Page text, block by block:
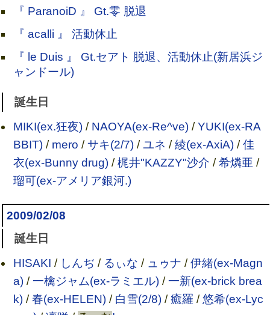
『 ParanoiD 』 Gt.零 脱退
『 acalli 』 活動休止
『 le Duis 』 Gt.セアト 脱退、活動休止(新居浜ジ
ャンドール)
誕生日
MIKI(ex.狂夜)/ NAOYA(ex-Re^ve)/YUKI(ex-RA
BBIT)/ mero /サキ(2/7)/ユネ /綾(ex-AxiA)/佳
衣(ex-Bunny drug)/梶井"KAZZY"沙介 /希燐亜 /
瑠可(ex-アメリア銀河.)
2009/02/08
誕生日
HISAKI / しんぢ/ るぃな / ュゥナ /伊緒(ex-Magn
a)/一檎ジャム(ex-ラミエル)/一新(ex-brick brea
k)/春(ex-HELEN)/ 白雪(2/8)/癒羅 /悠希(ex-Lyc